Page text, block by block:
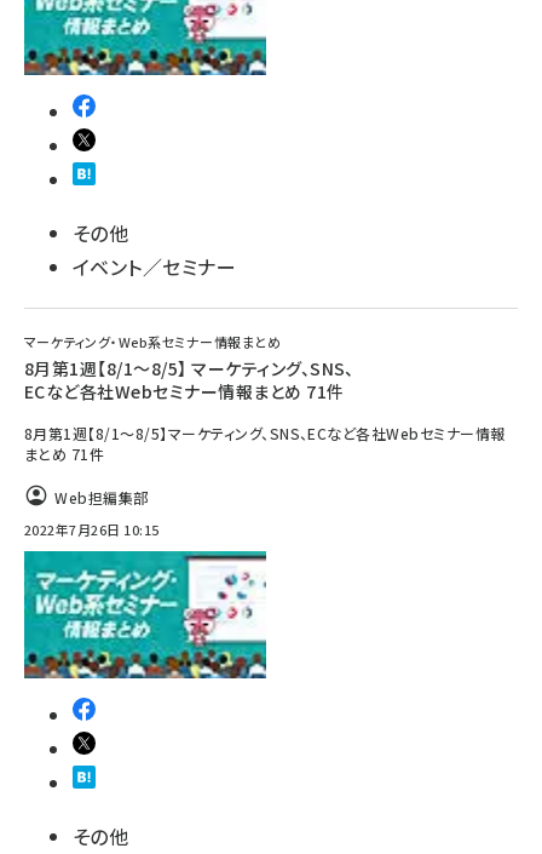
その他
イベント／セミナー
マーケティング・Web系セミナー情報まとめ
8月第1週【8/1～8/5】 マーケティング、SNS、
ECなど各社Webセミナー情報まとめ 71件
8月第1週【8/1～8/5】マーケティング、SNS、ECなど各社Webセミナー情報
まとめ 71件
Web担編集部
2022年7月26日 10:15
その他